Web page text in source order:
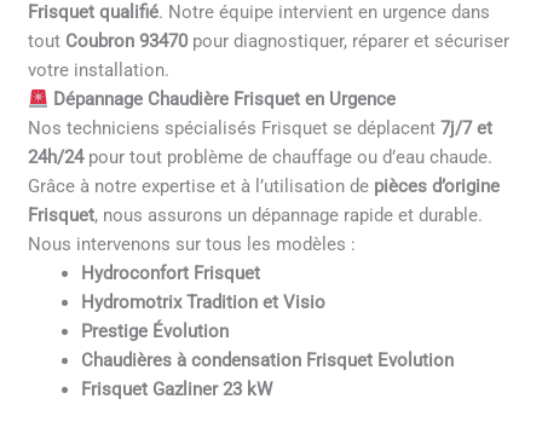
Frisquet qualifié. Notre équipe intervient en urgence dans
tout Coubron 93470 pour diagnostiquer, réparer et sécuriser
votre installation.
Dépannage Chaudière Frisquet en Urgence
Nos techniciens spécialisés Frisquet se déplacent7j/7 et
24h/24pour tout problème de chauffage ou d’eau chaude.
Grâce à notre expertise et à l’utilisation de pièces d’origine
Frisquet, nous assurons un dépannage rapide et durable.
Nous intervenons sur tous les modèles :
Hydroconfort Frisquet
Hydromotrix Tradition et Visio
Prestige Évolution
Chaudières à condensation Frisquet Evolution
Frisquet Gazliner 23 kW